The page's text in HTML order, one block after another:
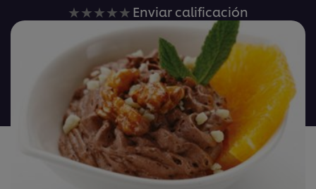
No
se
han
enviado
calificaciones
para
este
recipe
Enviar calificación